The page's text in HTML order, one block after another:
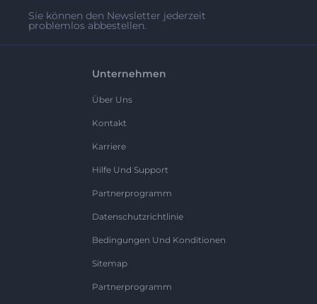
Sie können den Newsletter jederzeit
problemlos abbestellen.
Unternehmen
Über Uns
Kontakt
Karriere
Hilfe Und Support
Partnerprogramm
Datenschutzrichtlinie
Bedingungen Und Konditionen
Sitemap
Partnerprogramm